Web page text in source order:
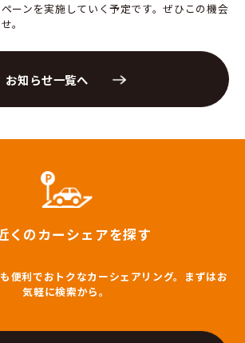
ーンを実施していく予定です。ぜひこの機会
。
お知らせ一覧へ
くのカーシェアを探す
便利でおトクなカーシェアリング。まずはお
気軽に検索から。